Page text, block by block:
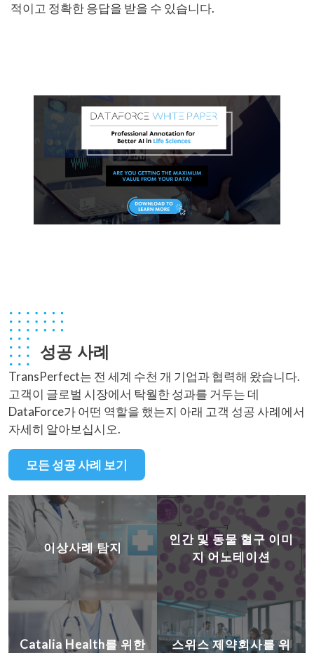
적이고 정확한 응답을 받을 수 있습니다.
성공 사례
TransPerfect는 전 세계 수천 개 기업과 협력해 왔습니다.
고객이 글로벌 시장에서 탁월한 성과를 거두는 데
DataForce가 어떤 역할을 했는지 아래 고객 성공 사례에서
자세히 알아보십시오.
모든 성공 사례 보기
이상사례 탐지
Catalia Health를 위한
인간 및 동물 혈구 이미
지 어노테이션
스위스 제약회사를 위